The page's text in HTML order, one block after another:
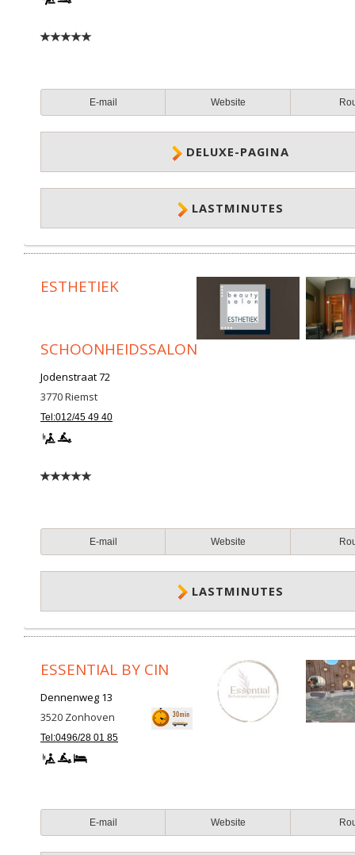
E-mail Website
DELUXE-PAGINA
LASTMINUTES
ESTHETIEK
SCHOONHEIDSSALON
Jodenstraat 72
3770Riemst
Tel:012/45 49 40
E-mail Website
LASTMINUTES
ESSENTIAL BY CIN
Dennenweg 13
3520 Zonhoven
Tel:0496/28 01 85
E-mail Website